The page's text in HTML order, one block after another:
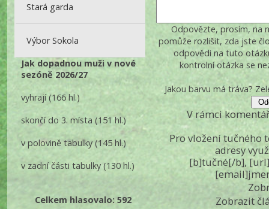
Stará garda
Výbor Sokola
Jak dopadnou muži v nové
sezóně 2026/27
vyhrají(166 hl.)
skončí do 3. místa (151 hl.)
v polovině tabulky(145 hl.)
v zadní části tabulky (130 hl.)
Celkem hlasovalo: 592
Odpovězte, prosím, na
pomůže rozlišit, zda jste
odpovědi na tuto
kontrolní otázka se
Jakou barvu má tráva?
V rámci
Pro vložení tučného
adresy
[b]tučné[/b],
Zobrazit